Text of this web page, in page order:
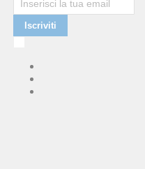
Iscriviti
e
accetto
la